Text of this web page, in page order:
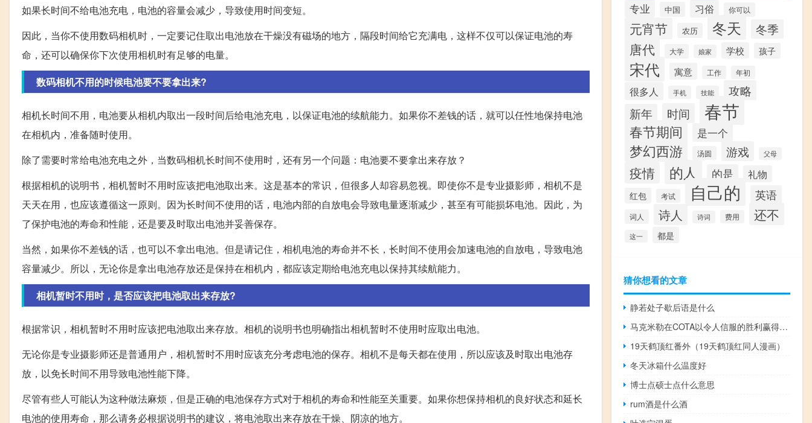
如果长时间不给电池充电，电池的容量会减少，导致使用时间变短。
因此，当你不使用数码相机时，一定要记住取出电池放在干燥没有磁场的地方，隔段时间给它充满电，这样不仅可以保证电池的寿
命，还可以确保你下次使用相机时有足够的电量。
数码相机不用的时候电池要不要拿出来?
相机长时间不用，电池要从相机内取出一段时间后给电池充电，以保证电池的续航能力。如果你不差钱的话，就可以任性地保持电池
在相机内，准备随时使用。
除了需要时常给电池充电之外，当数码相机长时间不使用时，还有另一个问题：电池要不要拿出来存放？
根据相机的说明书，相机暂时不用时应该把电池取出来。这是基本的常识，但很多人却容易忽视。即使你不是专业摄影师，相机不是
天天在用，也应该遵循这一原则。因为长时间不使用的话，电池内部的自放电会导致电量逐渐减少，甚至有可能损坏电池。因此，为
了保护电池的寿命和性能，还是要及时取出电池并妥善保存。
当然，如果你不差钱的话，也可以不拿出电池。但是请记住，相机电池的寿命并不长，长时间不使用会加速电池的自放电，导致电池
容量减少。所以，无论你是拿出电池存放还是保持在相机内，都应该定期给电池充电以保持其续航能力。
相机暂时不用时，是否应该把电池取出来存放?
根据常识，相机暂时不用时应该把电池取出来存放。相机的说明书也明确指出相机暂时不使用时应取出电池。
无论你是专业摄影师还是普通用户，相机暂时不用时应该充分考虑电池的保存。相机不是每天都在使用，所以应该及时取出电池存
放，以免长时间不用导致电池性能下降。
尽管有些人可能认为这种做法麻烦，但是正确的电池保存方式对于相机的寿命和性能至关重要。如果你想保持相机的良好状态和延长
电池的使用寿命，那么请务必根据说明书的建议，将电池取出来存放在干燥、阴凉的地方。
专业 中国 习俗 你可以
元宵节 农历 冬天 冬季
唐代 大学 娘家 学校 孩子
宋代 寓意 工作 年初
很多人 手机 技能 攻略
新年 时间 春节
春节期间 是一个
梦幻西游 汤圆 游戏 父母
疫情 的人 的是 礼物
红包 考试 自己的 英语
词人 诗人 诗词 费用 还不
这一 都是
猜你想看的文章
静若处子歇后语是什么
马克米勒在COTA以令人信服的胜利赢得了Trans Am系列TA2冠军
19天鹤顶红番外（19天鹤顶红同人漫画）
冬天冰箱什么温度好
博士点硕士点什么意思
rum酒是什么酒